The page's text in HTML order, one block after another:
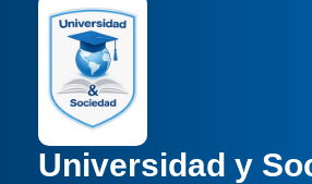
Universidad y